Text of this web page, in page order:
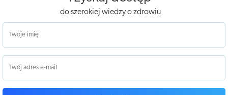
do szerokiej wiedzy o zdrowiu